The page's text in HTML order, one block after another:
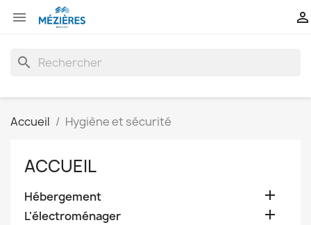
 
search
Accueil Hygiène et sécurité
ACCUEIL
Hébergement 
L'électroménager 